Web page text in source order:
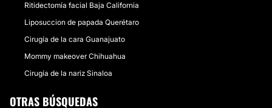
Ritidectomía facial Baja California
Liposuccion de papada Querétaro
Cirugía de la cara Guanajuato
Mommy makeover Chihuahua
Cirugía de la nariz Sinaloa
OTRAS BÚSQUEDAS